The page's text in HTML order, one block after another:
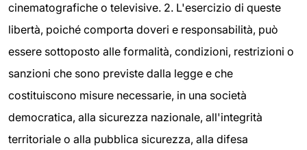
cinematografiche o televisive. 2. L'esercizio di queste
libertà, poiché comporta doveri e responsabilità, può
essere sottoposto alle formalità, condizioni, restrizioni o
sanzioni che sono previste dalla legge e che
costituiscono misure necessarie, in una società
democratica, alla sicurezza nazionale, all'integrità
territoriale o alla pubblica sicurezza, alla difesa